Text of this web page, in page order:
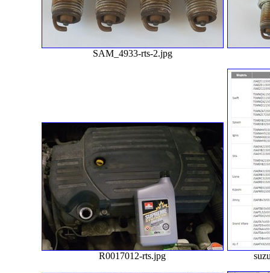
SAM_4933-rts-2.jpg
R0017012-rts.jpg